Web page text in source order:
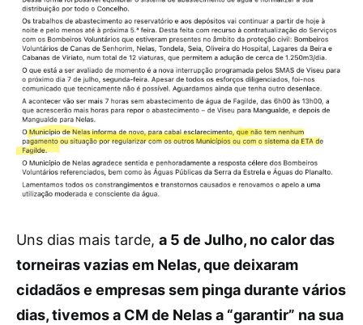
Uns dias mais tarde, a 5 de Julho, no calor das
torneiras vazias em Nelas, que deixaram
cidadãos e empresas sem pinga durante vários
dias, tivemos a CM de Nelas a “garantir” na sua